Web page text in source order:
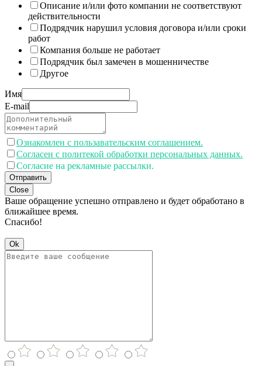
Описание и/или фото компании не соответствуют
действительности
Подрядчик нарушил условия договора и/или сроки
работ
Компания больше не работает
Подрядчик был замечен в мошенничестве
Другое
Имя
E-mail
Ознакомлен с пользавательским соглашением.
Согласен с политекой обработки персональных данных.
Согласие на рекламные рассылки.
Отправить
Close
Ваше обращение успешно отправлено и будет обработано в
ближайшее время.
Спасибо!
Ok